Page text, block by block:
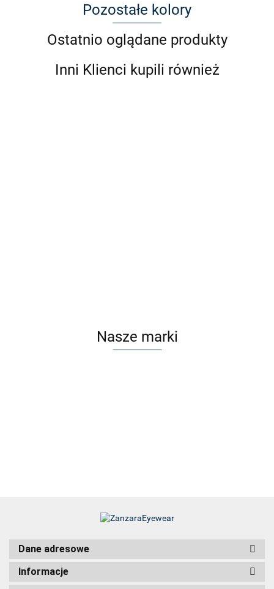
Pozostałe kolory
Ostatnio oglądane produkty
Inni Klienci kupili również
Nasze marki
Dane adresowe
Informacje